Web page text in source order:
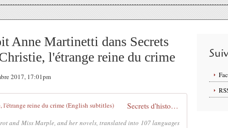
Anne Martinetti dans Secrets
l'étrange reine du crime
2017, 17:01pm
Secrets d'histoire: Agatha Christie, l'étrange reine du crime (English subtitles)
and Miss Marple, and her novels, translated into 107 languages